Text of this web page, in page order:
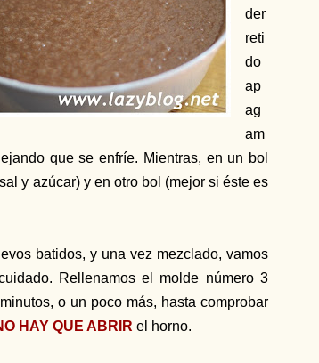
der
reti
do
ap
ag
am
que se enfríe. Mientras, en un bol
y azúcar) y en otro bol (mejor si éste es
batidos, y una vez mezclado, vamos
Rellenamos el molde número 3
o un poco más, hasta comprobar
HAY QUE ABRIR el horno.